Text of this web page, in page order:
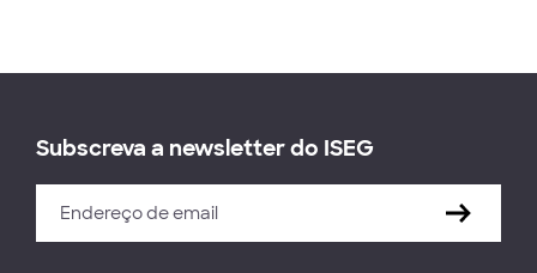
Subscreva a newsletter do ISEG